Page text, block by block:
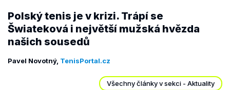
Polský tenis je v krizi. Trápí se
Šwiateková i největší mužská hvězda
našich sousedů
Pavel Novotný, TenisPortal.cz
Všechny články v sekci - Aktuality